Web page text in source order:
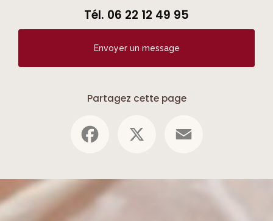
Tél. 06 22 12 49 95
Envoyer un message
Partagez cette page